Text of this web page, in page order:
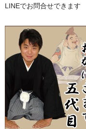
LINEでお問合せできます